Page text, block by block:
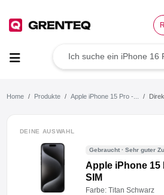
TOP Angebote
Wie funktioniert das?
Rücksendung
Der Umwelt zuliebe
Home Produkte Apple iPhone 15 Pro -...
DEINE AUSWAHL
Gebraucht · Sehr guter
Apple iPhone 15
SIM
Farbe: Titan Schwarz